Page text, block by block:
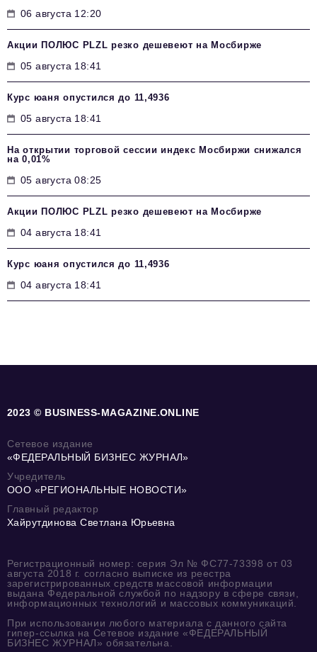
06 августа 12:20
Акции ПОЛЮС PLZL резко дешевеют на Мосбирже
05 августа 18:41
Курс юаня опустился до 11,4936
05 августа 18:41
На открытии торговой сессии индекс Мосбиржи снижался
на 0,01%
05 августа 08:25
Акции ПОЛЮС PLZL резко дешевеют на Мосбирже
04 августа 18:41
Курс юаня опустился до 11,4936
04 августа 18:41
2023 © BUSINESS-MAGAZINE.ONLINE
Сетевое издание
«ФЕДЕРАЛЬНЫЙ БИЗНЕС ЖУРНАЛ»
Учредитель
ООО «РЕГИОНАЛЬНЫЕ НОВОСТИ»
Главный редактор
Хайрутдинова Светлана Юрьевна
Регистрационный номер: серия Эл № ФС77-73398 от 03
августа 2018 г. согласно выписке из реестра
зарегистрированных средств массовой информации
выдана Федеральной службой по надзору в сфере связи,
информационных технологий и массовых коммуникаций.
При использовании любого материала с данного сайта
гипер-ссылка на Сетевое издание «ФЕДЕРАЛЬНЫЙ
БИЗНЕС ЖУРНАЛ» обязательна.